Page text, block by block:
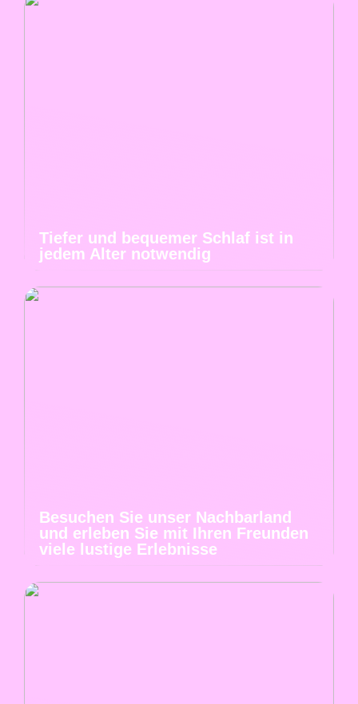
Tiefer und bequemer Schlaf ist in
jedem Alter notwendig
Besuchen Sie unser Nachbarland
und erleben Sie mit Ihren Freunden
viele lustige Erlebnisse